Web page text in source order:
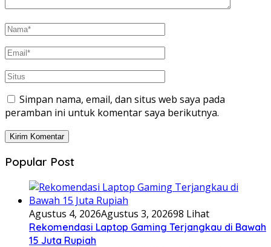
Simpan nama, email, dan situs web saya pada
peramban ini untuk komentar saya berikutnya.
Popular Post
Agustus 4, 2026Agustus 3, 202698 Lihat
Rekomendasi Laptop Gaming Terjangkau di Bawah
15 Juta Rupiah